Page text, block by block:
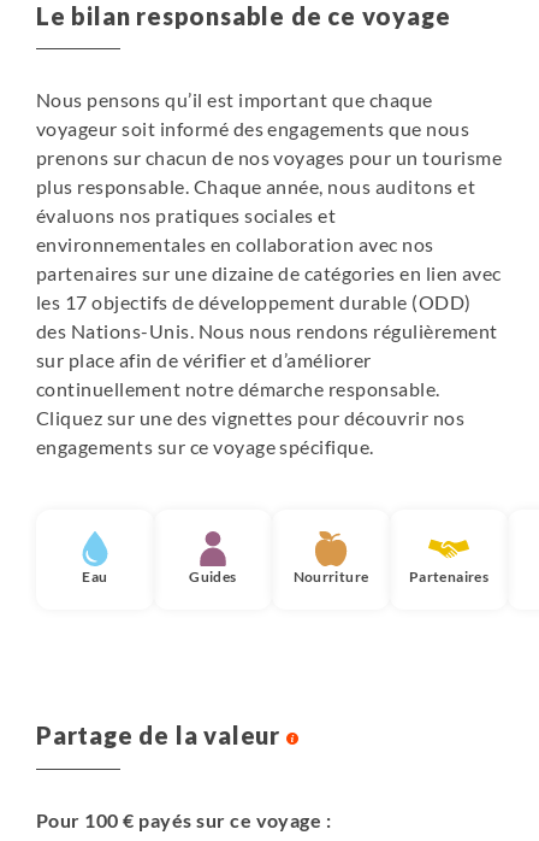
Le bilan responsable de ce voyage
Nous pensons qu’il est important que chaque
voyageur soit informé des engagements que nous
prenons sur chacun de nos voyages pour un tourisme
plus responsable. Chaque année, nous auditons et
évaluons nos pratiques sociales et
environnementales en collaboration avec nos
partenaires sur une dizaine de catégories en lien avec
les 17 objectifs de développement durable (ODD)
des Nations-Unis. Nous nous rendons régulièrement
sur place afin de vérifier et d’améliorer
continuellement notre démarche responsable.
Cliquez sur une des vignettes pour découvrir nos
engagements sur ce voyage spécifique.
Eau Guides Nourriture Partenaires
Partage de la valeur
Pour 100 € payés sur ce voyage :